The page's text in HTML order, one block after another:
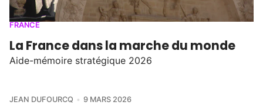
FRANCE
La France dans la marche du monde
Aide-mémoire stratégique 2026
JEAN DUFOURCQ 9 MARS 2026